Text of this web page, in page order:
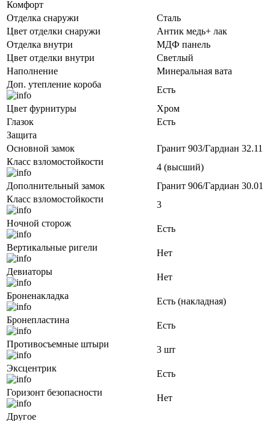
Комфорт
Отделка снаружи
Сталь
Цвет отделки снаружи
Антик медь+ лак
Отделка внутри
МДФ панель
Цвет отделки внутри
Светлый
Наполнение
Минеральная вата
Доп. утепление короба
Есть
Цвет фурнитуры
Хром
Глазок
Есть
Защита
Основной замок
Гранит 903/Гардиан 32.11
Класс взломостойкости
4 (высший)
Дополнительный замок
Гранит 906/Гардиан 30.01
Класс взломостойкости
3
Ночной сторож
Есть
Вертикальные ригели
Нет
Девиаторы
Нет
Броненакладка
Есть (накладная)
Бронепластина
Есть
Противосъемные штыри
3 шт
Эксцентрик
Есть
Горизонт безопасности
Нет
Другое